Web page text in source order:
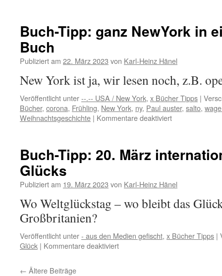
Rapsfelder
Himmel
Buch-Tipp: ganz NewYork in
Buch
Publiziert am 22. März 2023 von Karl-Heinz Hänel
New York ist ja, wir lesen noch, z.B.
Veröffentlicht unter--.-- USA / New York, x Bücher Tipps |
Bücher, corona, Frühling, New York, ny, Paul auster, salto,
Weihnachtsgeschichte | Kommentare deaktiviertfür
NewYork
SALTO!
Buch-Tipp: 20. März
Glücks
Publiziert am 19. März 2023 von Karl-Heinz Hänel
Wo Weltglückstag – wo bleibt das
Großbritanien?
Veröffentlicht unter- aus den Medien gefischt, x Bücher Tipps |
Glück | Kommentare deaktiviertfür
← Ältere Beiträge